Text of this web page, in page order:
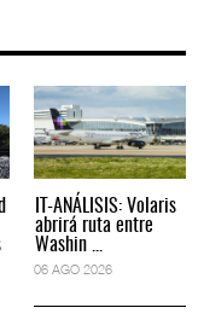
IT-ANÁLISIS: Volaris
abrirá ruta entre
Washin ...
06 AGO 2026